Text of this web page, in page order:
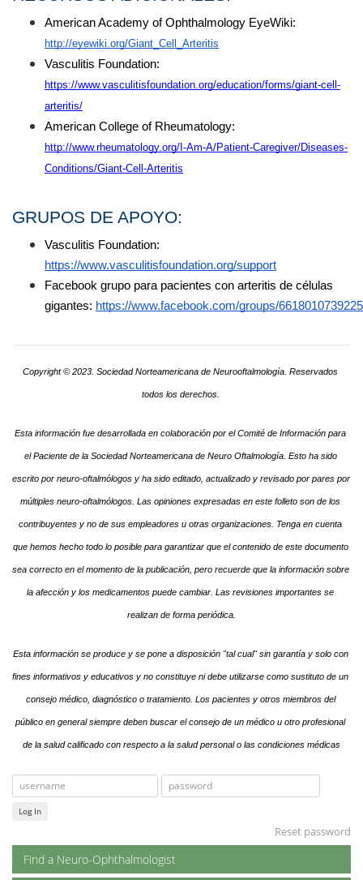
http://eyewiki.org/Giant_Cell_Arteritis
https://www.vasculitisfoundation.org/education/forms/giant-cell-
arteritis/
http://www.rheumatology.org/I-Am-A/Patient-Caregiver/Diseases-
Conditions/Giant-Cell-Arteritis
GRUPOS DE APOYO:
https://www.vasculitisfoundation.org/support
Facebook grupo para pacientes con arteritis de células
gigantes: https://www.facebook.com/groups/
Copyright © 2023. Sociedad Norteamericana de Neurooftalmología. Reservados
todos los derechos.
Esta información fue desarrollada en colaboración por el Comité de Información para
el Paciente de la Sociedad Norteamericana de Neuro Oftalmología. Esto ha sido
escrito por neuro-oftalmólogos y ha sido editado, actualizado y revisado por pares por
múltiples neuro-oftalmólogos. Las opiniones expresadas en este folleto son de los
contribuyentes y no de sus empleadores u otras organizaciones. Tenga en cuenta
que hemos hecho todo lo posible para garantizar que el contenido de este documento
sea correcto en el momento de la publicación, pero recuerde que la información sobre
la afección y los medicamentos puede cambiar. Las revisiones importantes se
realizan de forma periódica.
Esta información se produce y se pone a disposición "tal cual" sin garantía y solo con
fines informativos y educativos y no constituye ni debe utilizarse como sustituto de un
consejo médico, diagnóstico o tratamiento. Los pacientes y otros miembros del
público en general siempre deben buscar el consejo de un médico u otro profesional
de la salud calificado con respecto a la salud personal o las condiciones médicas
Log In
Reset password
Find a Neuro-Ophthalmologist